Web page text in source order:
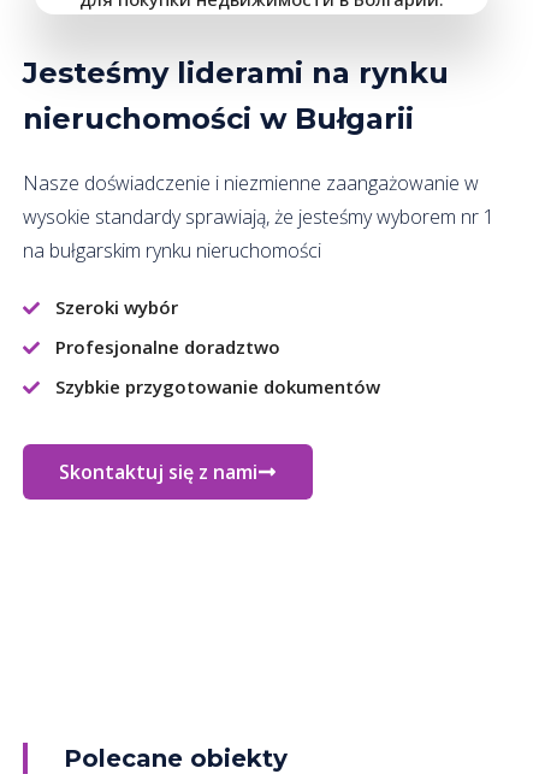
Jesteśmy liderami na rynku
nieruchomości w Bułgarii
Nasze doświadczenie i niezmienne zaangażowanie w
wysokie standardy sprawiają, że jesteśmy wyborem nr 1
na bułgarskim rynku nieruchomości
Szeroki wybór
Profesjonalne doradztwo
Szybkie przygotowanie dokumentów
Skontaktuj się z nami
Polecane obiekty